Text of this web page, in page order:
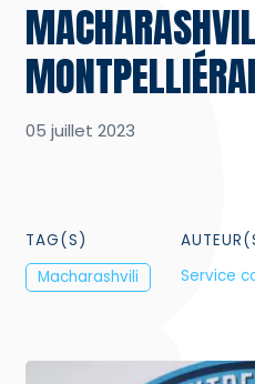
05 juillet 2023
TAG(S)
Macharashvili
Service